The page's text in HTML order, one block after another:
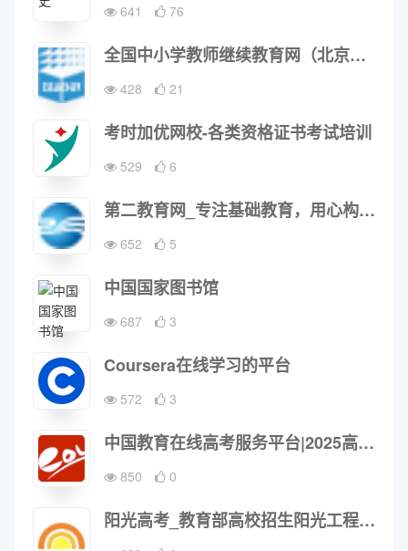
641 76
全国中小学教师继续教育网（北京继教网教育科技发展有限公司）
428 21
考时加优网校-各类资格证书考试培训
529 6
第二教育网_专注基础教育，用心构建教与学一站式服务平台！
652 5
中国国家图书馆
687 3
Coursera在线学习的平台
572 3
中国教育在线高考服务平台|2025高考志愿填报|2025高考专业|高考分数线|2025高考―中国教育在线
850 0
阳光高考_教育部高校招生阳光工程指定平台